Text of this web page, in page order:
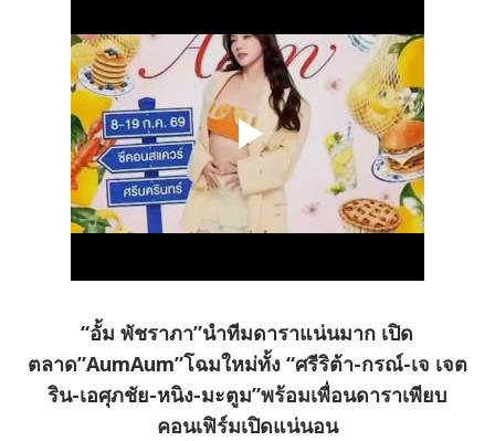
“อั้ม พัชราภา”นำทีมดาราแน่นมาก เปิด
ตลาด”AumAum”โฉมใหม่ทั้ง “ศรีริต้า-กรณ์-เจ เจต
ริน-เอศุภชัย-หนิง-มะตูม”พร้อมเพื่อนดาราเพียบ
คอนเฟิร์มเปิดแน่นอน